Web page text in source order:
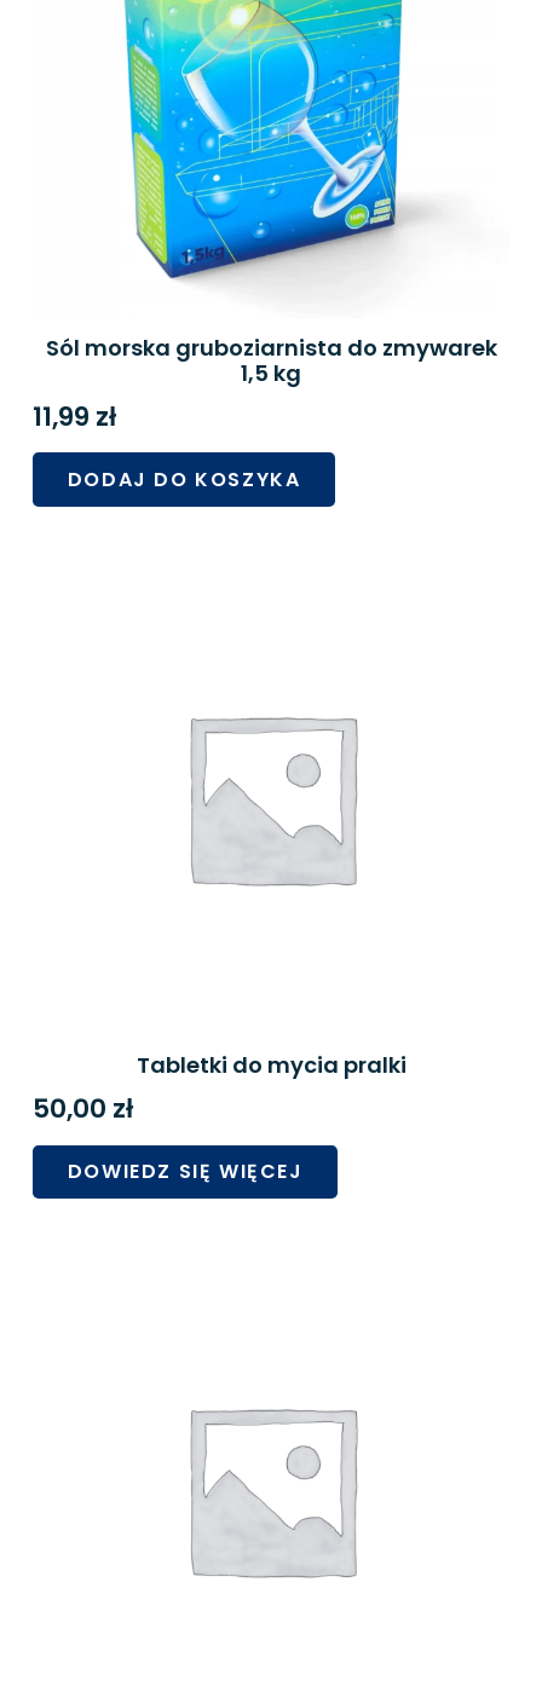
Sól morska gruboziarnista do zmywarek
1,5 kg
11,99 zł
DODAJ DO KOSZYKA
Tabletki do mycia pralki
50,00 zł
DOWIEDZ SIĘ WIĘCEJ